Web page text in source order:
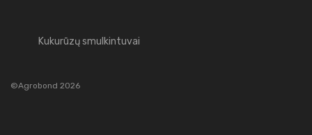
Kukurūzų smulkintuvai
©Agrobond 2026